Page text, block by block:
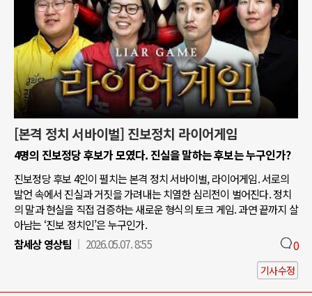
[본격 정치 서바이벌] 진보정치 라이어게임
4명의 진보정당 후보가 모였다. 진실을 말하는 후보는 누구인가?
진보정당 후보 4인이 펼치는 본격 정치 서바이벌, 라이어게임. 서로의
발언 속에서 진실과 거짓을 가려내는 치열한 심리전이 벌어진다. 정치
의 말과 현실을 직접 검증하는 새로운 형식의 토크 게임. 과연 끝까지 살
아남는 ‘진보 정치인’은 누구인가.
참세상 영상팀
2026.05.07. 8:55 0
기사수정